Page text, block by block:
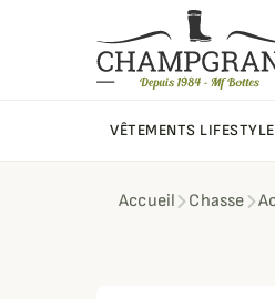
VÊTEMENTS LIFESTYLE
Accueil Chasse